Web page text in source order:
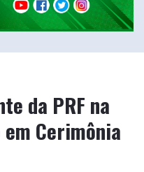
da PRF na
Cerimônia